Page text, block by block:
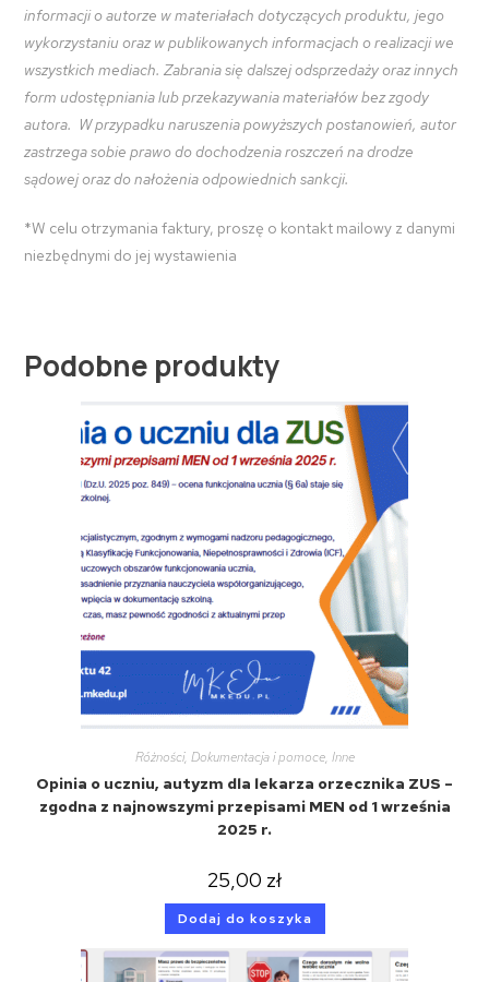
informacji o autorze w materiałach dotyczących produktu, jego
wykorzystaniu oraz w publikowanych informacjach o realizacji we
wszystkich mediach. Zabrania się dalszej odsprzedaży oraz innych
form udostępniania lub przekazywania materiałów bez zgody
autora. W przypadku naruszenia powyższych postanowień, autor
zastrzega sobie prawo do dochodzenia roszczeń na drodze
sądowej oraz do nałożenia odpowiednich sankcji.
*W celu otrzymania faktury, proszę o kontakt mailowy z danymi
niezbędnymi do jej wystawienia
Podobne produkty
Różności, Dokumentacja i pomoce, Inne
Opinia o uczniu, autyzm dla lekarza orzecznika ZUS –
zgodna z najnowszymi przepisami MEN od 1 września
2025 r.
25,00 zł
Dodaj do koszyka